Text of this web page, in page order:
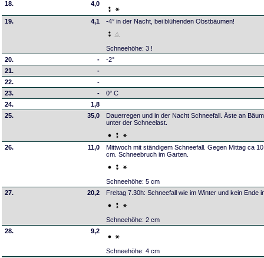
18. 4,0
19. 4,1 -4° in der Nacht, bei blühenden Obstbäumen!
Schneehöhe: 3 !
20.
-
-2°
21.
-
22.
-
23.
-
0° C
24.
1,8
25.
35,0
Dauerregen und in der Nacht Schneefall. Äste an
unter der Schneelast.
26. 11,0
Mittwoch mit ständigem Schneefall. Gegen Mittag ca
cm. Schneebruch im Garten.
Schneehöhe: 5 cm
27.
20,2 Freitag 7.30h: Schneefall wie im Winter und kein Ende
Schneehöhe: 2 cm
28.
9,2
Schneehöhe: 4 cm